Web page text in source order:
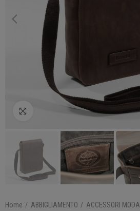
Clicca per ingrandire
Home ABBIGLIAMENTO ACCESSORI MODA